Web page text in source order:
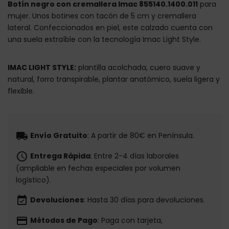
Botín negro con cremallera Imac 855140.1400.011 para
mujer. Unos botines con tacón de 5 cm y cremallera
lateral. Confeccionados en piel, este calzado cuenta con
una suela extraíble con la tecnología Imac Light Style.
IMAC LIGHT STYLE: plantilla acolchada, cuero suave y
natural, forro transpirable, plantar anatómico, suela ligera y
flexible.
local_shipping Envío Gratuito: A partir de 80€ en Península.
schedule Entrega Rápida: Entre 2-4 días laborales
(ampliable en fechas especiales por volumen
logístico).
event_available Devoluciones: Hasta 30 días para devoluciones.
payment Métodos de Pago: Paga con tarjeta,